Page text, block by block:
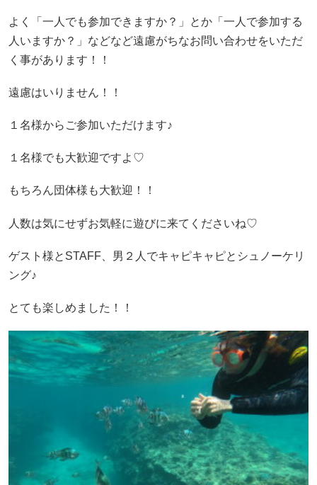
よく「一人でも参加できますか？」とか「一人で参加する
人いますか？」などなど遠慮がちなお問い合わせをいただ
く事があります！！
遠慮はいりません！！
１名様からご参加いただけます♪
１名様でも大歓迎ですよ♡
もちろん団体様も大歓迎！！
人数は気にせずお気軽に遊びに来てくださいね♡
ゲスト様とSTAFF、男２人でキャピキャピとシュノーケリ
ング♪
とても楽しめました！！